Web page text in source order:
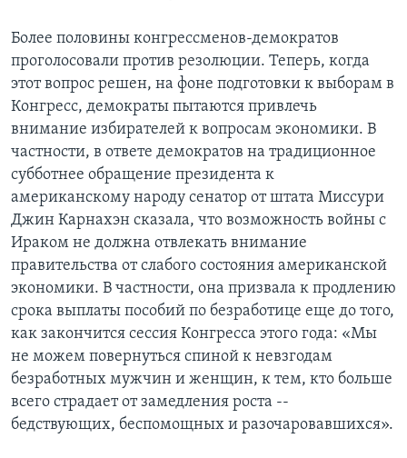
Более половины конгрессменов-демократов
проголосовали против резолюции. Теперь, когда
этот вопрос решен, на фоне подготовки к выборам в
Конгресс, демократы пытаются привлечь
внимание избирателей к вопросам экономики. В
частности, в ответе демократов на традиционное
субботнее обращение президента к
американскому народу сенатор от штата Миссури
Джин Карнахэн сказала, что возможность войны с
Ираком не должна отвлекать внимание
правительства от слабого состояния американской
экономики. В частности, она призвала к продлению
срока выплаты пособий по безработице еще до того,
как закончится сессия Конгресса этого года: «Мы
не можем повернуться спиной к невзгодам
безработных мужчин и женщин, к тем, кто больше
всего страдает от замедления роста --
бедствующих, беспомощных и разочаровавшихся».